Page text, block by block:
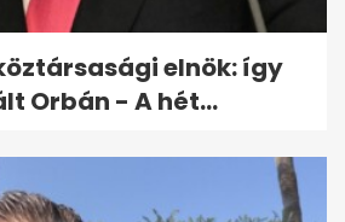
elnök: így
Orbán - A hét...